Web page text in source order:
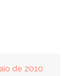
de 2010